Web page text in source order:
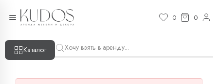
0 0
Каталог